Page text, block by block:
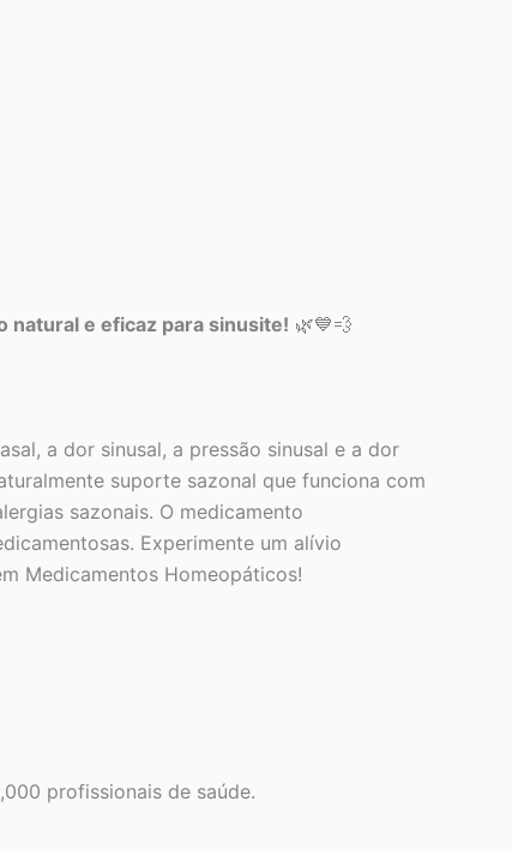
natural e eficaz para sinusite! 🌿💙💨
a dor sinusal, a pressão sinusal e a dor
suporte sazonal que funciona com
sazonais. O medicamento
Experimente um alívio
Medicamentos Homeopáticos!
profissionais de saúde.